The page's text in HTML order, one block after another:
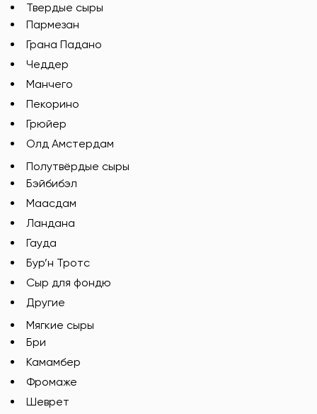
Твердые сыры
Пармезан
Грана Падано
Чеддер
Манчего
Пекорино
Грюйер
Олд Амстердам
Полутвёрдые сыры
Бэйбибэл
Маасдам
Ландана
Гауда
Бур’н Тротс
Сыр для фондю
Другие
Мягкие сыры
Бри
Камамбер
Фромаже
Шеврет